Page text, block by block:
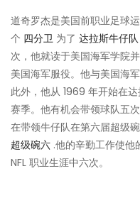
道奇罗杰是美国前职业足球
个 四分卫 为了 达拉斯牛仔队
次，他就读于美国海军学院
美国海军服役。他与美国海
此外，他从 1969 年开始在
赛季。他有机会带领球队五
在带领牛仔队在第六届超级
超级碗六 .他的辛勤工作使他
NFL 职业生涯中六次。